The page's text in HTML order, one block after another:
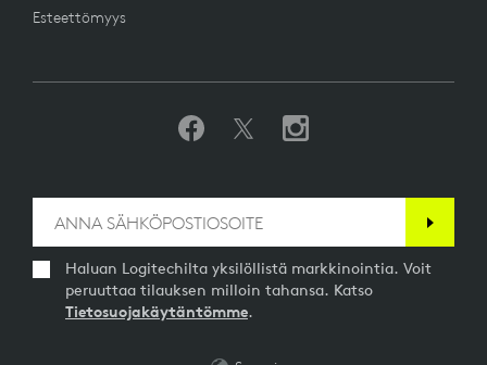
Esteettömyys
Haluan Logitechilta yksilöllistä markkinointia. Voit
peruuttaa tilauksen milloin tahansa. Katso
Tietosuojakäytäntömme.